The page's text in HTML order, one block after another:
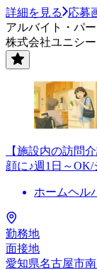
詳細を見る
応募
アルバイト・パー
株式会社ユニシ
【施設内の訪問
顔に♪週1日～
ホームヘル
勤務地
面接地
愛知県名古屋市